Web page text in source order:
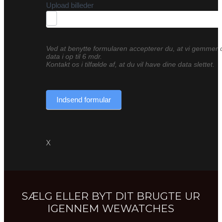
Upload billeder
Ved at benytte formularen accepterer du, at vi gemmer
data i op til 6 mdr.
Kontakt os i tilfælde af, at du vil have dine data slettet.
Indsend formular
X
SÆLG ELLER BYT DIT BRUGTE UR
IGENNEM WEWATCHES